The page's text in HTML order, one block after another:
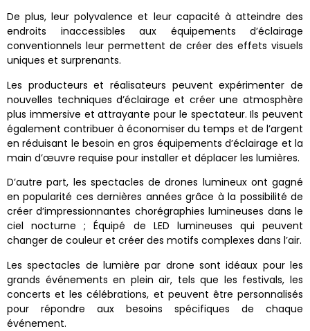
De plus, leur polyvalence et leur capacité à atteindre des
endroits inaccessibles aux équipements d’éclairage
conventionnels leur permettent de créer des effets visuels
uniques et surprenants.
Les producteurs et réalisateurs peuvent expérimenter de
nouvelles techniques d’éclairage et créer une atmosphère
plus immersive et attrayante pour le spectateur. Ils peuvent
également contribuer à économiser du temps et de l’argent
en réduisant le besoin en gros équipements d’éclairage et la
main d’œuvre requise pour installer et déplacer les lumières.
D’autre part, les spectacles de drones lumineux ont gagné
en popularité ces dernières années grâce à la possibilité de
créer d’impressionnantes chorégraphies lumineuses dans le
ciel nocturne ; Équipé de LED lumineuses qui peuvent
changer de couleur et créer des motifs complexes dans l’air.
Les spectacles de lumière par drone sont idéaux pour les
grands événements en plein air, tels que les festivals, les
concerts et les célébrations, et peuvent être personnalisés
pour répondre aux besoins spécifiques de chaque
événement.